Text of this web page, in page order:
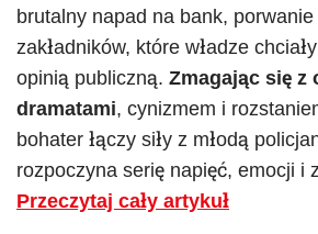
brutalny napad na bank,
zakładników, które władze
opinią publiczną. Zmagając się z
dramatami, cynizmem i
bohater łączy siły z młodą
rozpoczyna serię napięć, emocji i
Przeczytaj cały artykuł